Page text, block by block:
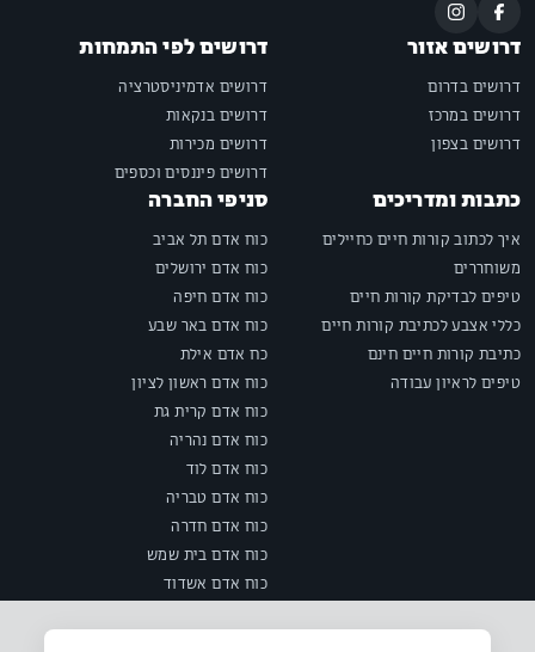
דרושים אזור
דרושים בדרום
דרושים במרכז
דרושים בצפון
דרושים לפי התמחות
דרושים אדמיניסטרציה
דרושים בנקאות
דרושים מכירות
דרושים פיננסים וכספים
כתבות ומדריכים
איך לכתוב קורות חיים כחיילים
משוחררים
טיפים לבדיקת קורות חיים
כללי אצבע לכתיבת קורות חיים
כתיבת קורות חיים חינם
טיפים לראיון עבודה
סניפי החברה
כוח אדם תל אביב
כוח אדם ירושלים
כוח אדם חיפה
כוח אדם באר שבע
כח אדם אילת
כוח אדם ראשון לציון
כוח אדם קרית גת
כוח אדם נהריה
כוח אדם לוד
כוח אדם טבריה
כוח אדם חדרה
כוח אדם בית שמש
כוח אדם אשדוד